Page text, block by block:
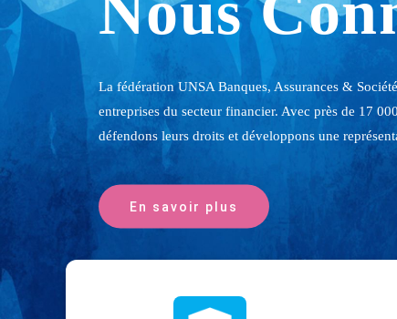
Nous
Retrouver la liste des syndicats et sections déjà
En savoir plus